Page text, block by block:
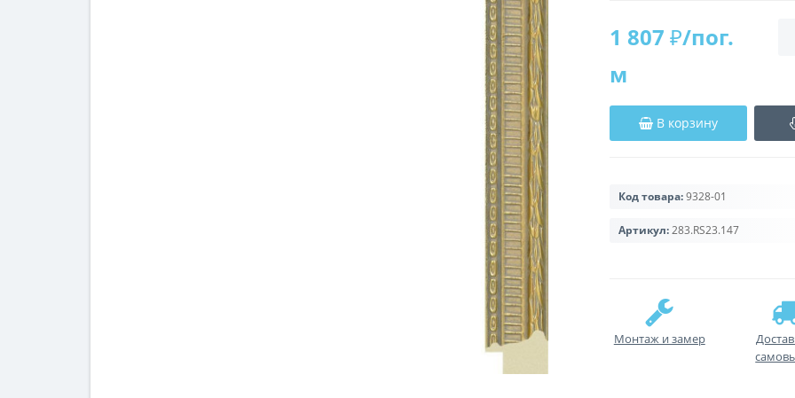
1 807 ₽/пог.
м
В корзину
Код товара:9328-01
Артикул:283.RS23.147
Монтаж и замер